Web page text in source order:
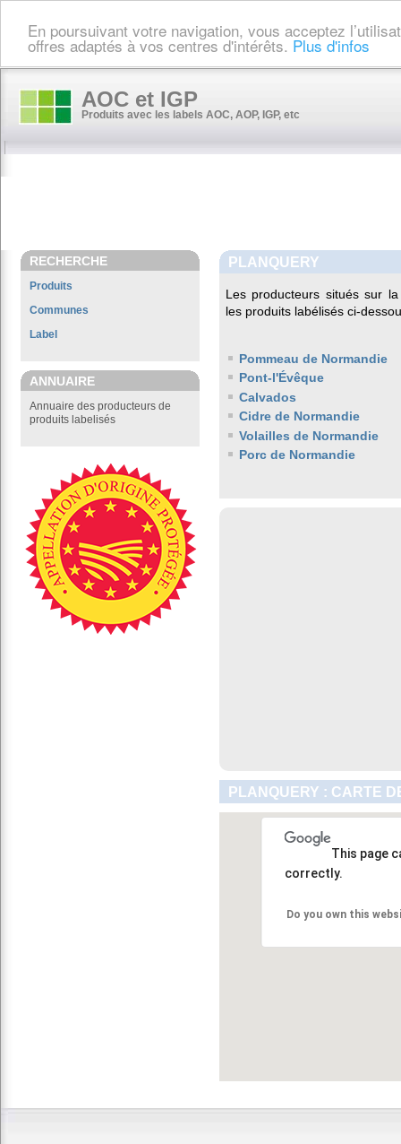
En poursuivant votre navigation, vous acceptez
offres adaptés à vos centres d'intérêts. Plus d'infos
AOC et IGP
Produits avec les labels AOC, AOP, IGP, etc
RECHERCHE
Produits
Communes
Label
ANNUAIRE
Annuaire des producteurs de
produits labelisés
PLANQUERY
Les producteurs situés sur
les produits labélisés ci-
Pommeau de Normandie
Pont-l'Évêque
Calvados
Cidre de Normandie
Volailles de Normandie
Porc de Normandie
PLANQUERY : CARTE
This page
correctly.
Do you own this